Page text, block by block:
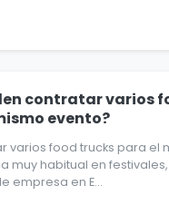
contratar varios
evento?
varios food trucks para el
muy habitual en
empresa en E...